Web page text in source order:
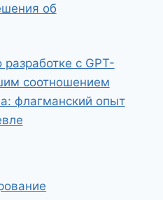
об
с GPT-
соотношением
флагманский опыт